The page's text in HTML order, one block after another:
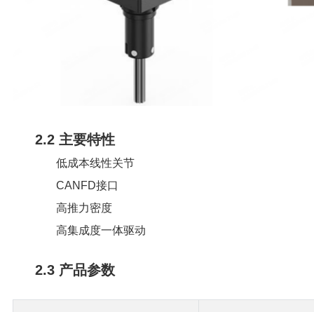
2.2 主要特性
低成本线性关节
CANFD接口
高推力密度
高集成度一体驱动
2.3 产品参数